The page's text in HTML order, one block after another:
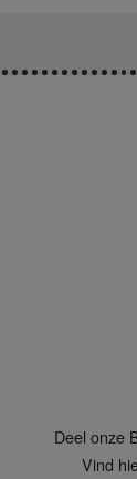
Deel onze
Vind